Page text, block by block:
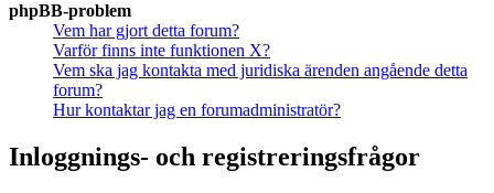
phpBB-problem
Vem har gjort detta forum?
Varför finns inte funktionen X?
Vem ska jag kontakta med juridiska ärenden angående detta
forum?
Hur kontaktar jag en forumadministratör?
Inloggnings- och registreringsfrågor